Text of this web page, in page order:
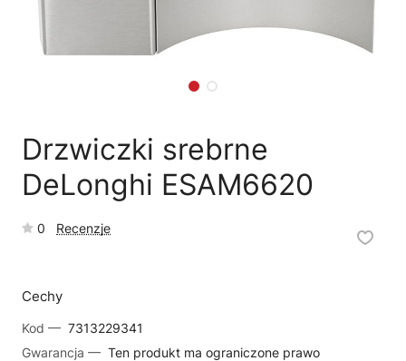
Drzwiczki srebrne
DeLonghi ESAM6620
0 Recenzje
Cechy
Kod — 7313229341
Gwarancja — Ten produkt ma ograniczone prawo
Reklamacja naprawy 📦Reklamacja towaru